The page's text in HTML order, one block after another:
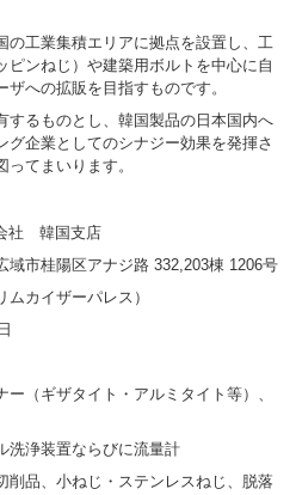
の工業集積エリアに拠点を設置し、工
ピンねじ）や建築用ボルトを中心に自
への拡販を目指すものです。
るものとし、韓国製品の日本国内へ
企業としてのシナジー効果を発揮さ
てまいります。
社 韓国支店
桂陽区アナジ路 332,203棟 1206号
ザーパレス）
ギザタイト・アルミタイト等）、
ならびに流量計
、小ねじ・ステンレスねじ、脱落